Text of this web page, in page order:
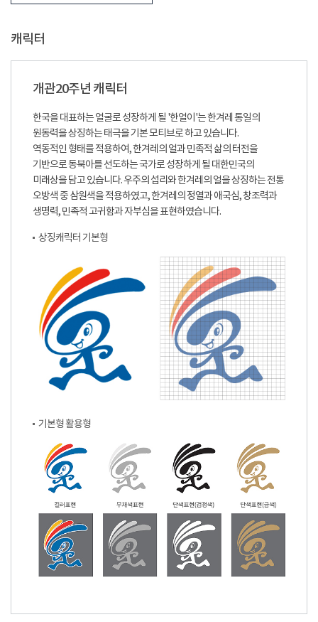
캐릭터
개관20주년 캐릭터
한국을 대표하는 얼굴로 성장하게 될 '한얼이'는 한겨레 통일의
원동력을 상징하는 태극을 기본 모티브로 하고 있습니다.
역동적인 형태를 적용하여, 한겨레의 얼과 민족적 삶의 터전을
기반으로 동북아를 선도하는 국가로 성장하게 될 대한민국의
미래상을 담고 있습니다. 우주의 섭리와 한겨레의 얼을 상징하는 전통
오방색 중 삼원색을 적용하였고, 한겨레의 정열과 애국심, 창조력과
생명력, 민족적 고귀함과 자부심을 표현하였습니다.
상징캐릭터 기본형
기본형 활용형